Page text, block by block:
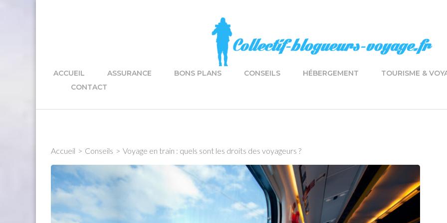
ACCUEIL ASSURANCE BONS PLANS CONSEILS HÉBERGEMENT TOURISME &
CONTACT
Accueil > Conseils > Voyage en train : quels sont les droits des voyageurs ?